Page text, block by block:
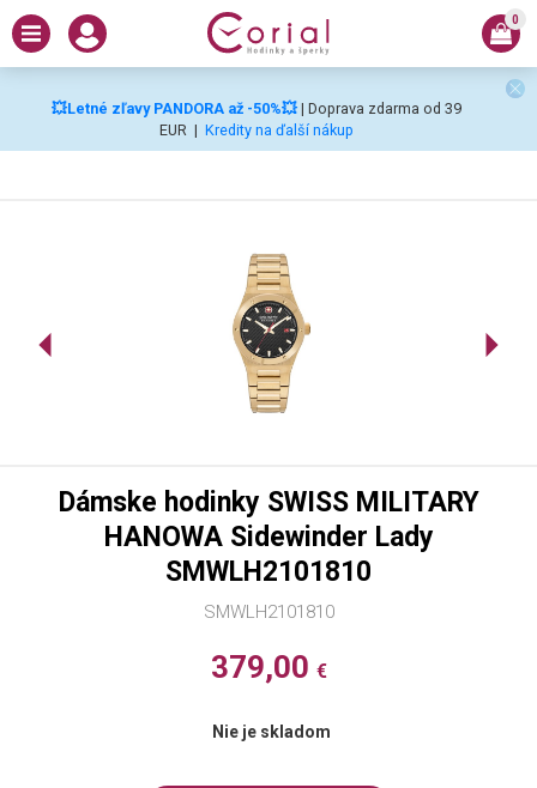
💥Letné zľavy PANDORA až -50%💥 | Doprava zdarma od 39
EUR | Kredity na ďalší nákup
0
SMWLH2101810
Dámske hodinky SWISS MILITARY
HANOWA Sidewinder Lady
SMWLH2101810
379,00 €
Nie je skladom